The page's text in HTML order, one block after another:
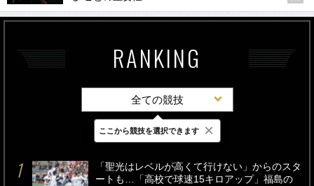
RANKING
全ての競技
最新 24時間 週間
「聖光はレベルが高くて行けない」からのスタ
ートも…「高校で球速15キロアップ」福島の
ここから競技を選択できます ×